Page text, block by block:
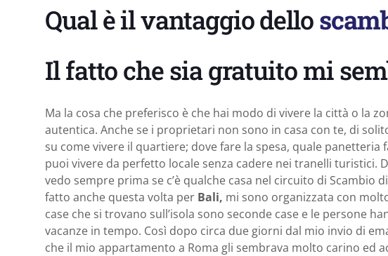
Qual è il vantaggio dello
Il fatto che sia gratuito mi
Ma la cosa che preferisco è che hai modo di vivere la città o la
autentica. Anche se i proprietari non sono in casa con te, di
su come vivere il quartiere; dove fare la spesa, quale panetteria
puoi vivere da perfetto locale senza cadere nei tranelli turistici.
vedo sempre prima se c’è qualche casa nel circuito di Scambio
fatto anche questa volta per Bali, mi sono organizzata con
case che si trovano sull’isola sono seconde case e le persone
vacanze in tempo. Così dopo circa due giorni dal mio invio di
che il mio appartamento a Roma gli sembrava molto carino ed